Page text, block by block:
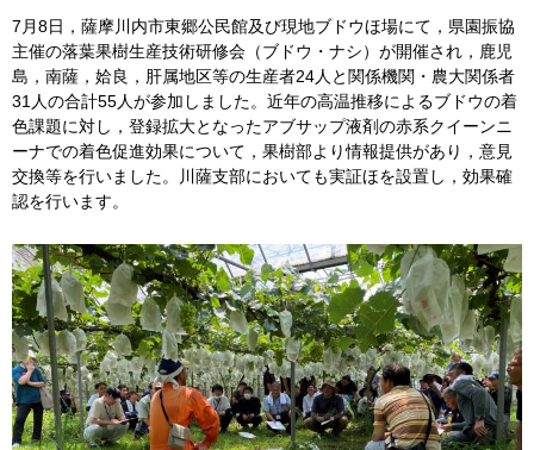
7月8日，薩摩川内市東郷公民館及び現地ブドウほ場にて，県園振協
主催の落葉果樹生産技術研修会（ブドウ・ナシ）が開催され，鹿児
島，南薩，姶良，肝属地区等の生産者24人と関係機関・農大関係者
31人の合計55人が参加しました。近年の高温推移によるブドウの着
色課題に対し，登録拡大となったアブサップ液剤の赤系クイーンニ
ーナでの着色促進効果について，果樹部より情報提供があり，意見
交換等を行いました。川薩支部においても実証ほを設置し，効果確
認を行います。